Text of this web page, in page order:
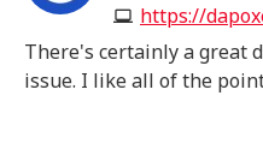
https://
There's certainly a great
issue. I like all of the